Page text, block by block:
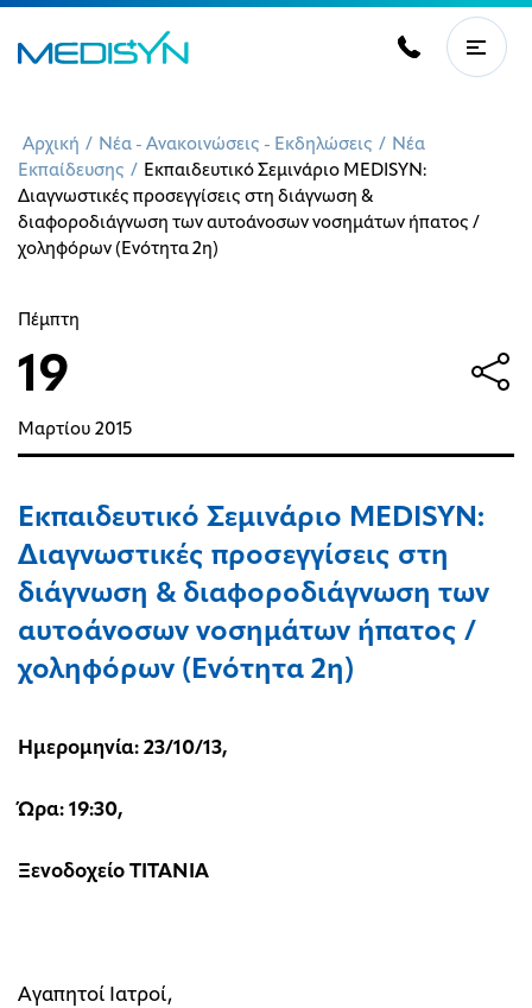
Αρχική / Νέα - Ανακοινώσεις - Εκδηλώσεις / Νέα
Εκπαίδευσης / Εκπαιδευτικό Σεμινάριο MEDISYN:
Διαγνωστικές προσεγγίσεις στη διάγνωση &
διαφοροδιάγνωση των αυτοάνοσων νοσημάτων ήπατος /
χοληφόρων (Ενότητα 2η)
Πέμπτη
19
Μαρτίου 2015
Εκπαιδευτικό Σεμινάριο MEDISYN:
Διαγνωστικές προσεγγίσεις στη
διάγνωση & διαφοροδιάγνωση των
αυτοάνοσων νοσημάτων ήπατος /
χοληφόρων (Ενότητα 2η)
Ημερομηνία: 23/10/13,
Ώρα: 19:30,
Ξενοδοχείο ΤΙΤΑΝΙΑ
Αγαπητοί Ιατροί,